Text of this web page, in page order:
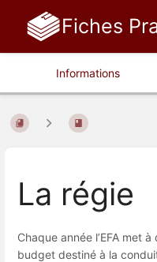
Fiches
Informations
La régie
Chaque année l’EFA met
budget destiné à la